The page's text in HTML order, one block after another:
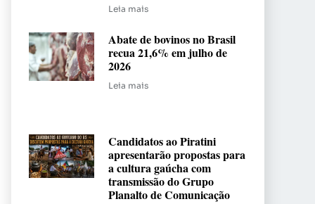
Leia mais
Abate de bovinos no Brasil
recua 21,6% em julho de
2026
Leia mais
Candidatos ao Piratini
apresentarão propostas para
a cultura gaúcha com
transmissão do Grupo
Planalto de Comunicação